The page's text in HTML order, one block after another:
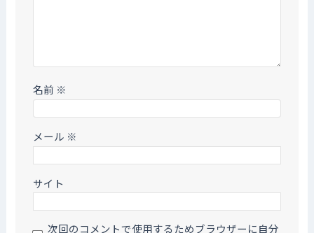
名前 ※
メール ※
サイト
次回のコメントで使用するためブラウザーに自分